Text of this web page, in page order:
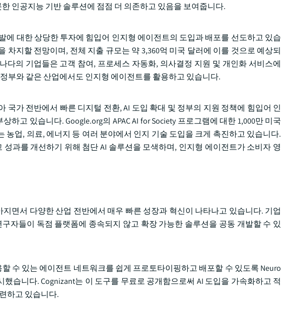
인공지능 기반 솔루션에 점점 더 의존하고 있음을 보여줍니다.
에 대한 상당한 투자에 힘입어 인지형 에이전트의 도입과 배포를 선도하고 있습
차지할 전망이며, 전체 지출 규모는 약 3,360억 미국 달러에 이를 것으로 예상되
다의 기업들은 고객 참여, 프로세스 자동화, 의사결정 지원 및 개인화 서비스에
부와 같은 산업에서도 인지형 에이전트를 활용하고 있습니다.
국가 전반에서 빠른 디지털 전환, AI 도입 확대 및 정부의 지원 정책에 힘입어 인
고 있습니다. Google.org의 APAC AI for Society 프로그램에 대한 1,000만 미국
업, 의료, 에너지 등 여러 분야에서 인지 기술 도입을 크게 촉진하고 있습니다.
과를 개선하기 위해 첨단 AI 솔루션을 모색하며, 인지형 에이전트가 소비자 영
면서 다양한 산업 전반에서 매우 빠른 성장과 혁신이 나타나고 있습니다. 기업
자들이 독점 플랫폼에 종속되지 않고 확장 가능한 솔루션을 공동 개발할 수 있
수 있는 에이전트 네트워크를 쉽게 프로토타이핑하고 배포할 수 있도록 Neuro
습니다. Cognizant는 이 도구를 무료로 공개함으로써 AI 도입을 가속화하고 적
하고 있습니다.